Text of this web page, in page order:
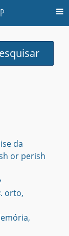
da
or perish
. orto,